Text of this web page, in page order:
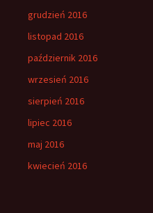
grudzień 2016
listopad 2016
październik 2016
wrzesień 2016
sierpień 2016
lipiec 2016
maj 2016
kwiecień 2016